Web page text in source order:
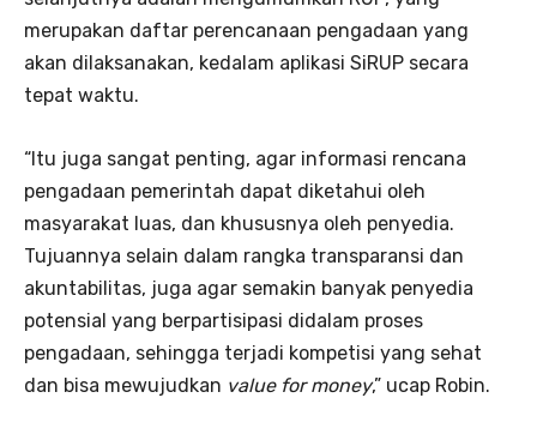
merupakan daftar perencanaan pengadaan yang
akan dilaksanakan, kedalam aplikasi SiRUP secara
tepat waktu.
“Itu juga sangat penting, agar informasi rencana
pengadaan pemerintah dapat diketahui oleh
masyarakat luas, dan khususnya oleh penyedia.
Tujuannya selain dalam rangka transparansi dan
akuntabilitas, juga agar semakin banyak penyedia
potensial yang berpartisipasi didalam proses
pengadaan, sehingga terjadi kompetisi yang sehat
dan bisa mewujudkan value for money,” ucap Robin.